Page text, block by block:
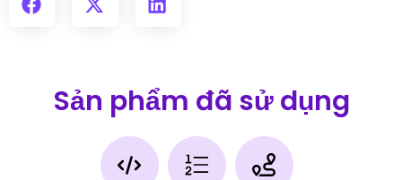
Sản phẩm đã sử dụng